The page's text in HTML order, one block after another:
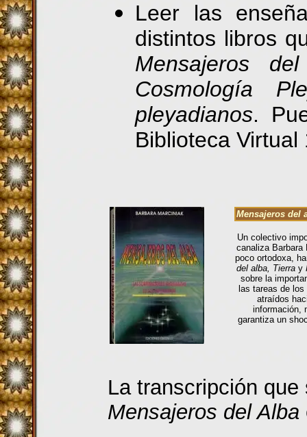
Leer las
distintos libros
Mensajeros
Cosmología
pleyadianos.
Biblioteca
Mensajeros del
Un colectivo
canaliza Barbara
poco ortodoxa,
del alba, Tierra y
sobre la
las tareas de
atraídos
información,
garantiza un
La transcripción
Mensajeros del Alba